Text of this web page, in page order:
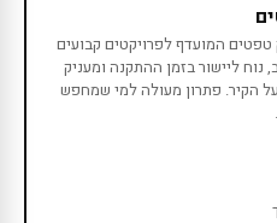
המועדף לפרויקטים קבועים
נוח ליישור בזמן ההתקנה ומעניק
הקיר. פתרון מעולה למי שמחפש